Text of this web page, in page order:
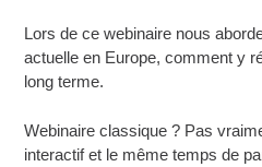
Lors de ce webinaire nous
actuelle en Europe, comment y
long terme.
Webinaire classique ? Pas
interactif et le même temps de